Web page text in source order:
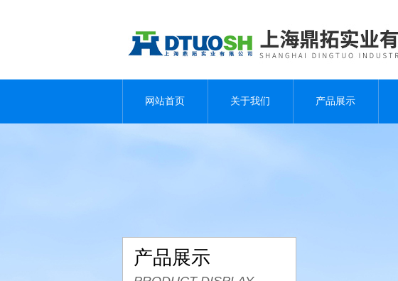
网站首页 关于我们 产品展示
产品展示